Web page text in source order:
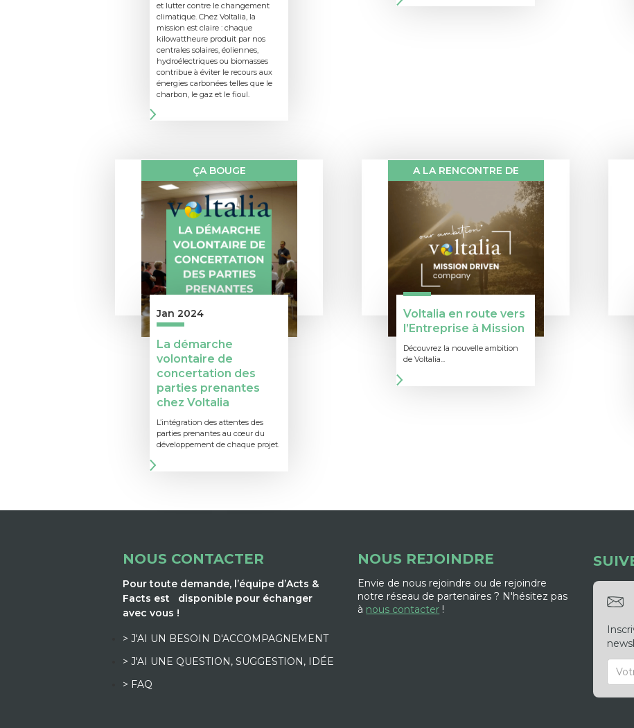
et lutter contre le changement
climatique. Chez Voltalia, la
mission est claire : chaque
kilowattheure produit par nos
centrales solaires, éoliennes,
hydroélectriques ou biomasses
contribue à éviter le recours aux
énergies carbonées telles que le
charbon, le gaz et le fioul.
ÇA BOUGE
Jan 2024
La démarche
volontaire de
concertation des
parties prenantes
chez Voltalia
L’intégration des attentes des
parties prenantes au cœur du
développement de chaque projet.
A LA RENCONTRE DE
Voltalia en route vers
l’Entreprise à Mission
Découvrez la nouvelle ambition
de Voltalia...
NOUS CONTACTER
Pour toute demande, l’équipe d’Acts &
Facts est disponible pour échanger
avec vous !
> J'AI UN BESOIN D'ACCOMPAGNEMENT
> J'AI UNE QUESTION, SUGGESTION, IDÉE
> FAQ
NOUS REJOINDRE
Envie de nous rejoindre ou de rejoindre
notre réseau de partenaires ? N'hésitez pas
à nous contacter !